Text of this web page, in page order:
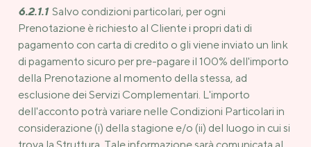
6.2.1.1 Salvo condizioni particolari, per ogni
Prenotazione è richiesto al Cliente i propri dati di
pagamento con carta di credito o gli viene inviato un link
di pagamento sicuro per pre-pagare il 100% dell'importo
della Prenotazione al momento della stessa, ad
esclusione dei Servizi Complementari. L'importo
dell'acconto potrà variare nelle Condizioni Particolari in
considerazione (i) della stagione e/o (ii) del luogo in cui si